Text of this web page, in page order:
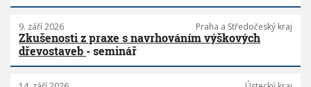
9. září 2026 Praha a Středočeský kraj
Zkušenosti z praxe s navrhováním výškových
dřevostaveb - seminář